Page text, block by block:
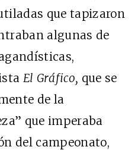
que tapizaron
algunas de
El Gráfico, que se
de la
que imperaba
del campeonato,